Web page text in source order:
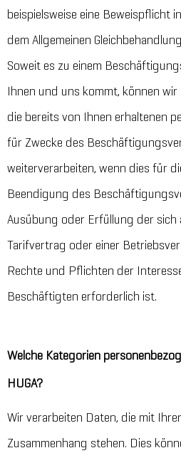
beispielsweise eine Beweispflicht
dem Allgemeinen
Soweit es zu einem
Ihnen und uns kommt, können
die bereits von Ihnen erhaltenen
für Zwecke des
weiterverarbeiten, wenn dies für
Beendigung des
Ausübung oder Erfüllung der sich
Tarifvertrag oder einer
Rechte und Pflichten der
Beschäftigten erforderlich ist.
Welche Kategorien
HUGA?
Wir verarbeiten Daten, die mit
Zusammenhang stehen. Dies